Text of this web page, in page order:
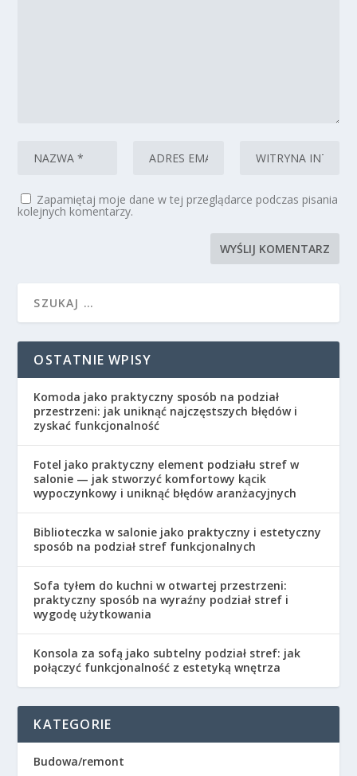
Zapamiętaj moje dane w tej przeglądarce podczas pisania
kolejnych komentarzy.
OSTATNIE WPISY
Komoda jako praktyczny sposób na podział
przestrzeni: jak uniknąć najczęstszych błędów i
zyskać funkcjonalność
Fotel jako praktyczny element podziału stref w
salonie — jak stworzyć komfortowy kącik
wypoczynkowy i uniknąć błędów aranżacyjnych
Biblioteczka w salonie jako praktyczny i estetyczny
sposób na podział stref funkcjonalnych
Sofa tyłem do kuchni w otwartej przestrzeni:
praktyczny sposób na wyraźny podział stref i
wygodę użytkowania
Konsola za sofą jako subtelny podział stref: jak
połączyć funkcjonalność z estetyką wnętrza
KATEGORIE
Budowa/remont